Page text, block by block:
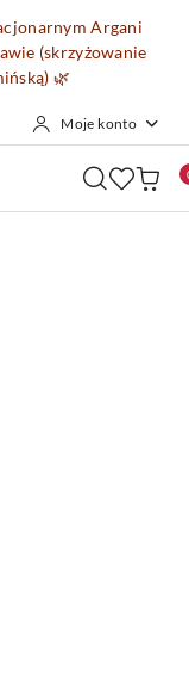
Argani
(skrzyżowanie
🌿
Moje konto